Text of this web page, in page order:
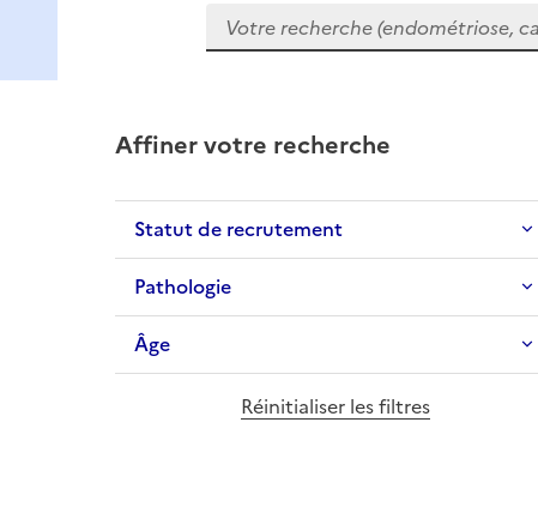
Votre recherche (endométriose,
Affiner votre recherche
Statut de recrutement
Pathologie
Âge
Réinitialiser les filtres